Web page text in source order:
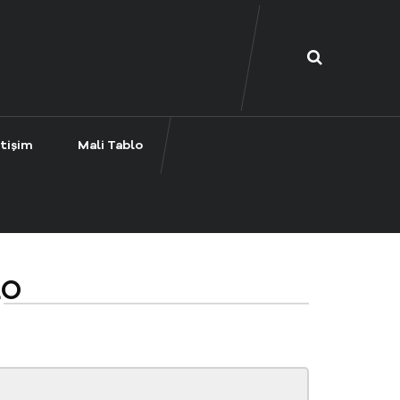
Mali Tablo